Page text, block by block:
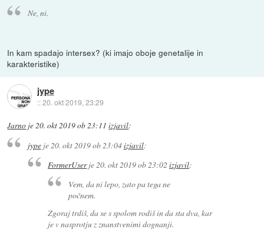
Ne, ni.
In kam spadajo intersex? (ki imajo oboje genetalije in
karakteristike)
jype
::20. okt 2019, 23:29
Jarno je20. okt 2019 ob 23:11 izjavil:
jypeje20. okt 2019 ob 23:04izjavil:
FormerUserje 20. okt 2019 ob 23:02izjavil:
Vem, da ni lepo, zato pa tega ne
počnem.
Zgoraj trdiš, da se s spolom rodiš in da sta dva, kar
je v nasprotju z znanstvenimi dognanji.